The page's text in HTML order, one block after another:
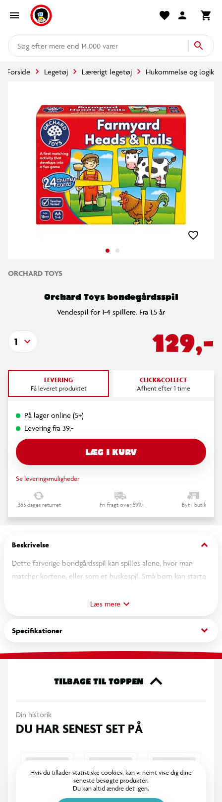
mere end 14.000 varer
Forside Legetøj Lærerigt legetøj Hukommelse og logik
ORCHARD TOYS
Orchard Toys bondegårdsspil
Vendespil for 1-4 spillere. Fra 1,5 år
129,-
1
LEVERING
Få leveret produktet
CLICK&COLLECT
Afhent efter 1 time
På lager online (5+)
Levering fra 39,-
LÆG I KURV
Se leveringsmuligheder
365 dages returret Fri fragt over 599,- Byt i butik
Beskrivelse keyboard_arrow_down
Dette farverige bondgårdsspil kan spilles alene, hvor man
matcher kortene, eller som et huskespil. Små børn kan starte
prøve at matche hoved og hale. Eller man kan gøre det mere
avanceret, hvor kortene vendes med forsiden nedad, så det
bliver til et matche- og huskespil. Der er 12 forskellige
bondegårdsfigurer og -genstande, der skal matches. For 1-4
spillere. Fra 18 mdr.
Læs mere
Specifikationer keyboard_arrow_down
TILBAGE TIL TOPPEN
Din historik
DU HAR SENEST SET PÅ
Hvis du tillader statistiske cookies, kan vi nemt vise dig dine
seneste besøgte produkter.
Du kan altid ændre det igen.